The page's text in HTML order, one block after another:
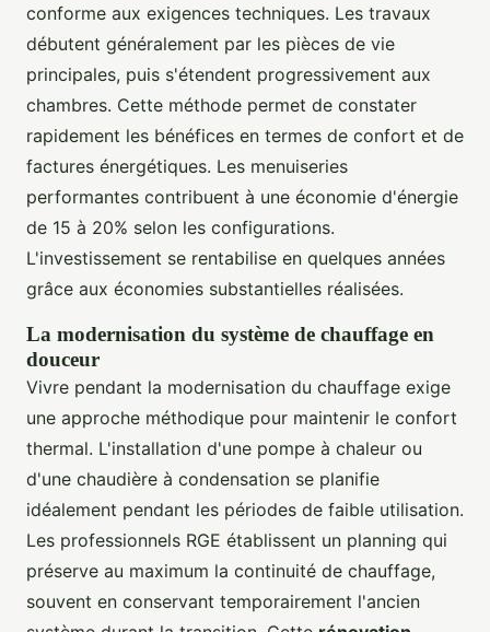
conforme aux exigences techniques. Les travaux
débutent généralement par les pièces de vie
principales, puis s'étendent progressivement aux
chambres. Cette méthode permet de constater
rapidement les bénéfices en termes de confort et de
factures énergétiques. Les menuiseries
performantes contribuent à une économie d'énergie
de 15 à 20% selon les configurations.
L'investissement se rentabilise en quelques années
grâce aux économies substantielles réalisées.
La modernisation du système de chauffage en
douceur
Vivre pendant la modernisation du chauffage exige
une approche méthodique pour maintenir le confort
thermal. L'installation d'une pompe à chaleur ou
d'une chaudière à condensation se planifie
idéalement pendant les périodes de faible utilisation.
Les professionnels RGE établissent un planning qui
préserve au maximum la continuité de chauffage,
souvent en conservant temporairement l'ancien